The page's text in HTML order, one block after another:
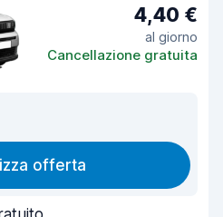
4,40 €
al giorno
Cancellazione gratuita
offerta